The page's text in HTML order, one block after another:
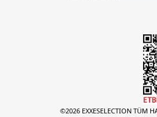
©2026 EXXESELECTION TÜM